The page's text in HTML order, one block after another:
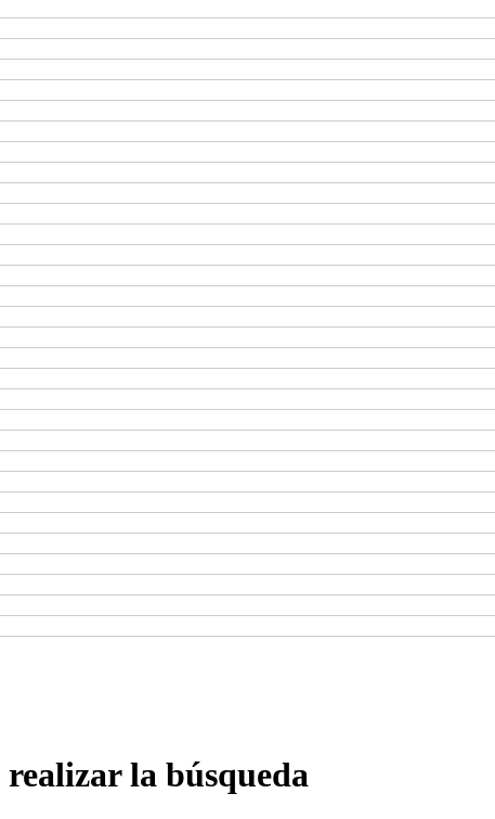
realizar la búsqueda